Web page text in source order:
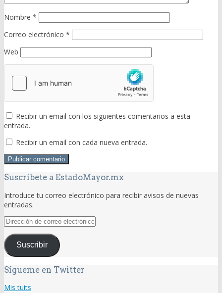
Nombre *
Correo electrónico *
Web
Recibir un email con los siguientes comentarios a esta
entrada.
Recibir un email con cada nueva entrada.
Suscríbete a EstadoMayor.mx
Introduce tu correo electrónico para recibir avisos de nuevas
entradas.
Dirección
de
correo
electrónico
Suscribir
Sígueme en Twitter
Mis tuits